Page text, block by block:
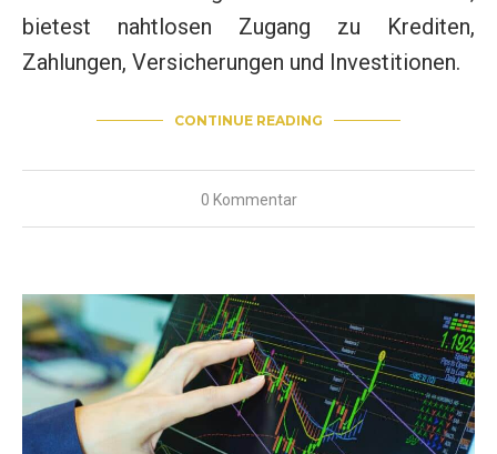
bietest nahtlosen Zugang zu Krediten,
Zahlungen, Versicherungen und Investitionen.
CONTINUE READING
0 Kommentar